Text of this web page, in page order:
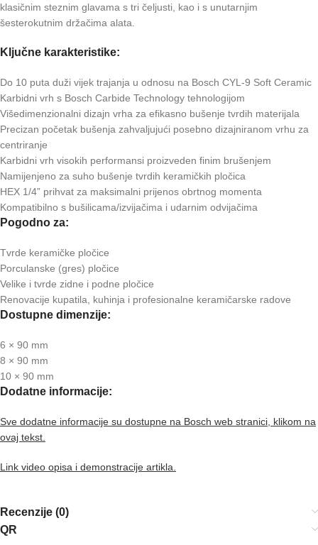
klasičnim steznim glavama s tri čeljusti, kao i s unutarnjim
šesterokutnim držačima alata.
Ključne karakteristike:
Do 10 puta duži vijek trajanja u odnosu na Bosch CYL-9 Soft Ceramic
Karbidni vrh s Bosch Carbide Technology tehnologijom
Višedimenzionalni dizajn vrha za efikasno bušenje tvrdih materijala
Precizan početak bušenja zahvaljujući posebno dizajniranom vrhu za
centriranje
Karbidni vrh visokih performansi proizveden finim brušenjem
Namijenjeno za suho bušenje tvrdih keramičkih pločica
HEX 1/4” prihvat za maksimalni prijenos obrtnog momenta
Kompatibilno s bušilicama/izvijačima i udarnim odvijačima
Pogodno za:
Tvrde keramičke pločice
Porculanske (gres) pločice
Velike i tvrde zidne i podne pločice
Renovacije kupatila, kuhinja i profesionalne keramičarske radove
Dostupne dimenzije:
6 × 90 mm
8 × 90 mm
10 × 90 mm
Dodatne informacije:
Sve dodatne informacije su dostupne na Bosch web stranici, klikom na
ovaj tekst.
Link video opisa i demonstracije artikla.
Recenzije (0)
QR